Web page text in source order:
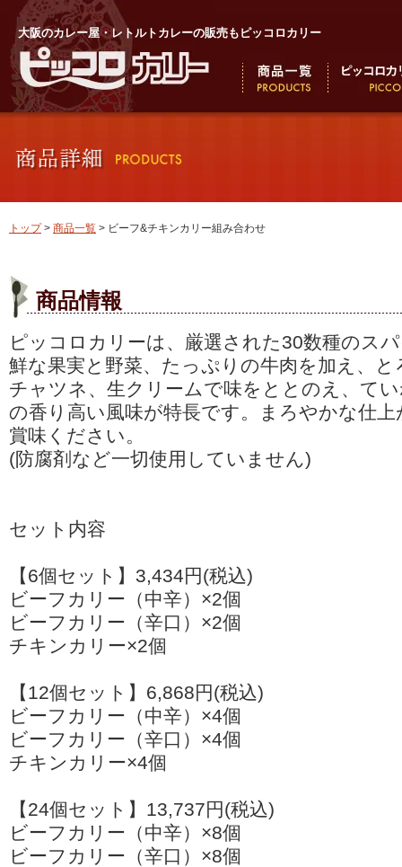
大阪のカレー屋・レトルトカレーの販売もピッコロカリー
トップ> 商品一覧 > ビーフ&チキンカリー組み合わせ
商品情報
ピッコロカリーは、厳選された30数種のス
鮮な果実と野菜、たっぷりの牛肉を加え、
チャツネ、生クリームで味をととのえ、て
の香り高い風味が特長です。まろやかな仕
賞味ください。
(防腐剤など一切使用していません)
セット内容
【6個セット】3,434円(税込)
ビーフカリー（中辛）×2個
ビーフカリー（辛口）×2個
チキンカリー×2個
【12個セット】6,868円(税込)
ビーフカリー（中辛）×4個
ビーフカリー（辛口）×4個
チキンカリー×4個
【24個セット】13,737円(税込)
ビーフカリー（中辛）×8個
ビーフカリー（辛口）×8個